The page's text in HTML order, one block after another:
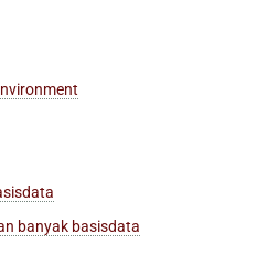
banyak basisdata